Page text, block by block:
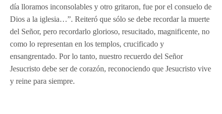
día lloramos inconsolables y otro gritaron, fue por el consuelo de
Dios a la iglesia…”. Reiteró que sólo se debe recordar la muerte
del Señor, pero recordarlo glorioso, resucitado, magnificente, no
como lo representan en los templos, crucificado y
ensangrentado. Por lo tanto, nuestro recuerdo del Señor
Jesucristo debe ser de corazón, reconociendo que Jesucristo vive
y reine para siempre.